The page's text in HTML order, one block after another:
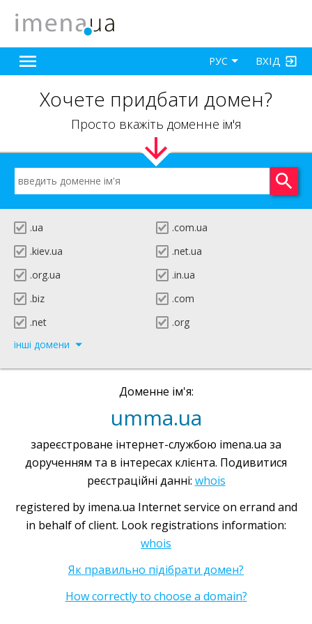
ВХІД
РУС
Хочете придбати домен?
Просто вкажіть доменне ім'я
.ua
.com.ua
.kiev.ua
.net.ua
.org.ua
.in.ua
.biz
.com
.net
.org
інші домени
Доменне ім'я:
umma.ua
зареєстроване інтернет-службою imena.ua за
дорученням та в інтересах клієнта. Подивитися
реєстраційні данні: whois
registered by imena.ua Internet service on errand and
in behalf of client. Look registrations information:
whois
Як правильно підібрати домен?
How correctly to choose a domain?